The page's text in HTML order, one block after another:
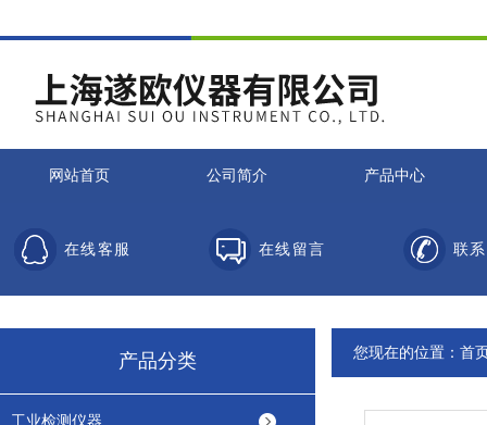
网站首页 公司简介 产品中心
在线客服 在线留言 联
产品分类
工业检测仪器
您现在的位置： 首